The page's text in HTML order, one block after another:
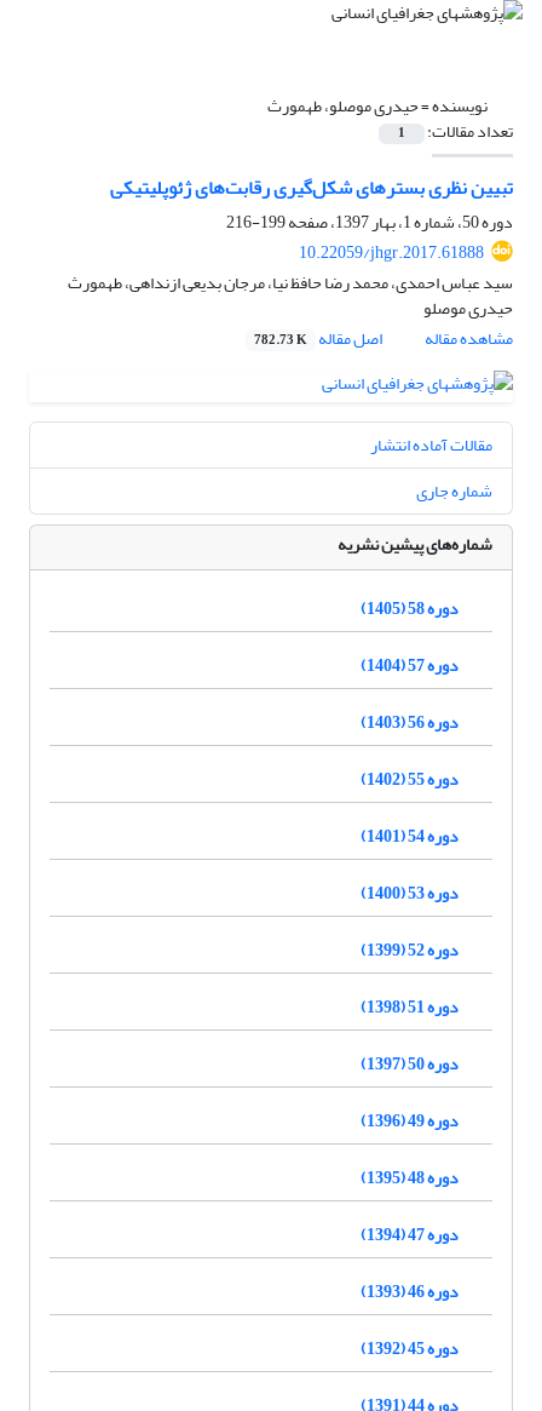
نویسنده =حیدری موصلو، طهمورث
تعداد مقالات: 1
تبیین نظری بسترهای شکل‌گیری رقابت‌های ژئوپلیتیکی
دوره 50، شماره 1، بهار 1397، صفحه
199-216
10.22059/jhgr.2017.61888
سید عباس احمدی، محمد رضا حافظ نیا، مرجان بدیعی ازنداهی، طهمورث
حیدری موصلو
مشاهده مقاله
اصل مقاله 782.73 K
مقالات آماده انتشار
شماره جاری
شماره‌های پیشین نشریه
دوره 58 (1405)
دوره 57 (1404)
دوره 56 (1403)
دوره 55 (1402)
دوره 54 (1401)
دوره 53 (1400)
دوره 52 (1399)
دوره 51 (1398)
دوره 50 (1397)
دوره 49 (1396)
دوره 48 (1395)
دوره 47 (1394)
دوره 46 (1393)
دوره 45 (1392)